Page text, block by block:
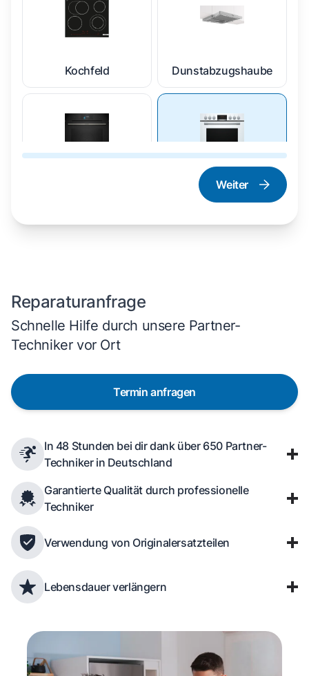
Kochfeld Dunstabzugshaube
Herd und Backofen
Weiter
Reparaturanfrage
Schnelle Hilfe durch unsere Partner-
Techniker vor Ort
Termin anfragen
In 48 Stunden bei dir dank über 650 Partner-
Techniker in Deutschland
Garantierte Qualität durch professionelle
Techniker
Verwendung von Originalersatzteilen
Lebensdauer verlängern